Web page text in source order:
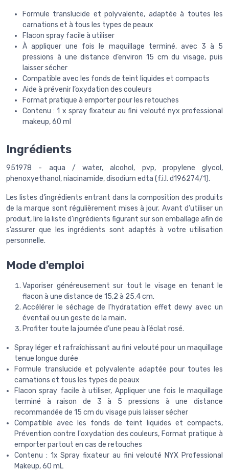
Formule translucide et polyvalente, adaptée à toutes les
carnations et à tous les types de peaux
Flacon spray facile à utiliser
À appliquer une fois le maquillage terminé, avec 3 à 5
pressions à une distance d’environ 15 cm du visage, puis
laisser sécher
Compatible avec les fonds de teint liquides et compacts
Aide à prévenir l’oxydation des couleurs
Format pratique à emporter pour les retouches
Contenu : 1 x spray fixateur au fini velouté nyx professional
makeup, 60 ml
Ingrédients
951978 - aqua / water, alcohol, pvp, propylene glycol,
phenoxyethanol, niacinamide, disodium edta (f.i.l. d196274/1).
Les listes d’ingrédients entrant dans la composition des produits
de la marque sont régulièrement mises à jour. Avant d’utiliser un
produit, lire la liste d’ingrédients figurant sur son emballage afin de
s’assurer que les ingrédients sont adaptés à votre utilisation
personnelle.
Mode d'emploi
Vaporiser généreusement sur tout le visage en tenant le
flacon à une distance de 15,2 à 25,4 cm.
Accélérer le séchage de l’hydratation effet dewy avec un
éventail ou un geste de la main.
Profiter toute la journée d’une peau à l’éclat rosé.
Spray léger et rafraîchissant au fini velouté pour un maquillage
tenue longue durée
Formule translucide et polyvalente adaptée pour toutes les
carnations et tous les types de peaux
Flacon spray facile à utiliser, Appliquer une fois le maquillage
terminé à raison de 3 à 5 pressions à une distance
recommandée de 15 cm du visage puis laisser sécher
Compatible avec les fonds de teint liquides et compacts,
Prévention contre l'oxydation des couleurs, Format pratique à
emporter partout en cas de retouches
Contenu : 1x Spray fixateur au fini velouté NYX Professional
Makeup, 60 mL